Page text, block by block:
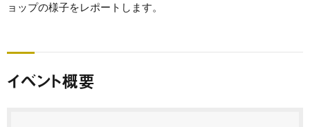
ョップの様子をレポートします。
イベント概要